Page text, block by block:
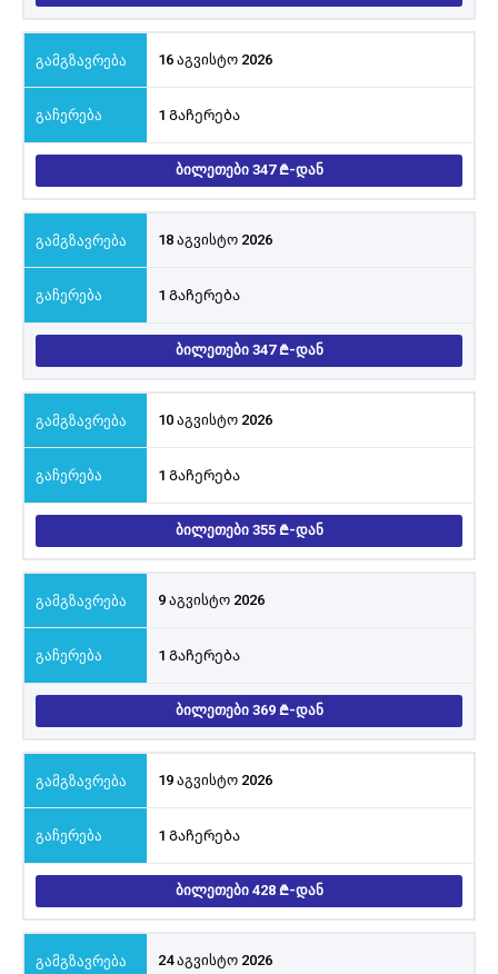
16 აგვისტო 2026
1 Გაჩერება
ᲑᲘᲚᲔᲗᲔᲑᲘ 347 -ᲓᲐᲜ
18 აგვისტო 2026
1 Გაჩერება
ᲑᲘᲚᲔᲗᲔᲑᲘ 347 -ᲓᲐᲜ
10 აგვისტო 2026
1 Გაჩერება
ᲑᲘᲚᲔᲗᲔᲑᲘ 355 -ᲓᲐᲜ
9 აგვისტო 2026
1 Გაჩერება
ᲑᲘᲚᲔᲗᲔᲑᲘ 369 -ᲓᲐᲜ
19 აგვისტო 2026
1 Გაჩერება
ᲑᲘᲚᲔᲗᲔᲑᲘ 428 -ᲓᲐᲜ
24 აგვისტო 2026